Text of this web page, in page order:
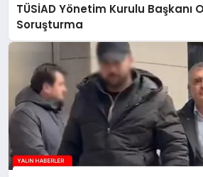
TÜSİAD Yönetim Kurulu Başkanı
Soruşturma